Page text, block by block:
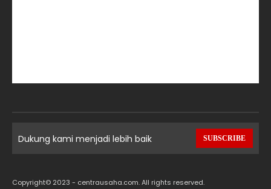
Dukung kami menjadi lebih baik SUBSCRIBE
Copyright© 2023 - centrausaha.com. All rights reserved.